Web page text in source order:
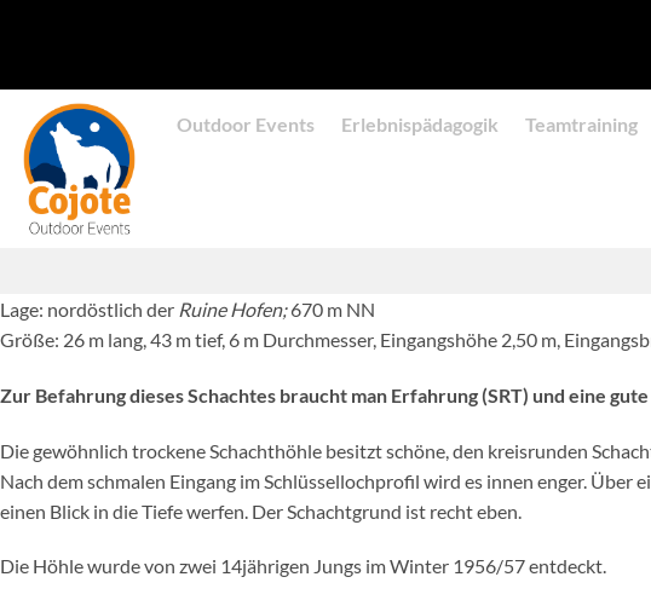
Outdoor Events Erlebnispädagogik Teamtraining
Lage: nordöstlich der Ruine Hofen;670 m NN
Größe: 26 m lang, 43 m tief, 6 m Durchmesser, Eingangshöhe 2,50 m,
Zur Befahrung dieses Schachtes braucht man Erfahrung (SRT) und eine
Die gewöhnlich trockene Schachthöhle besitzt schöne, den kreisrunden
Nach dem schmalen Eingang im Schlüssellochprofil wird es innen enger.
einen Blick in die Tiefe werfen. Der Schachtgrund ist recht eben.
Die Höhle wurde von zwei 14jährigen Jungs im Winter 1956/57 entdeckt.